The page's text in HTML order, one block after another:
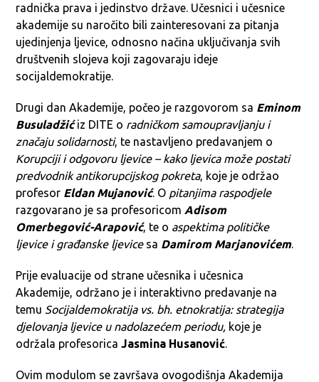
radnička prava i jedinstvo države. Učesnici i učesnice
akademije su naročito bili zainteresovani za pitanja
ujedinjenja ljevice, odnosno načina uključivanja svih
društvenih slojeva koji zagovaraju ideje
socijaldemokratije.
Drugi dan Akademije, počeo je razgovorom sa Eminom
Busuladžićiz DITE o radničkom samoupravljanju i
značaju solidarnosti, te nastavljeno predavanjem o
Korupciji i odgovoru ljevice – kako ljevica može postati
predvodnik antikorupcijskog pokreta, koje je održao
profesor Eldan Mujanović. O pitanjima raspodjele
razgovarano je sa profesoricom Adisom
Omerbegović-Arapović, te o aspektima političke
ljevice i građanske ljevicesa Damirom Marjanovićem.
Prije evaluacije od strane učesnika i učesnica
Akademije, održano je i interaktivno predavanje na
temu Socijaldemokratija vs. bh. etnokratija: strategija
djelovanja ljevice u nadolazećem periodu, koje je
održala profesoricaJasmina Husanović.
Ovim modulom se završava ovogodišnja Akademija